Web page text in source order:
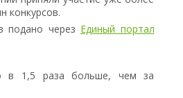
конкурсов.
подано через Единый портал
в 1,5 раза больше, чем за